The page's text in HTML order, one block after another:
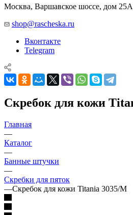
Москва, Варшавское шоссе, дом
shop@rascheska.ru
Вконтакте
Telegram
Скребок для кожи
Главная
—
Каталог
—
Банные штучки
—
Скребки для пяток
—Скребок для кожи Titania 3035/М